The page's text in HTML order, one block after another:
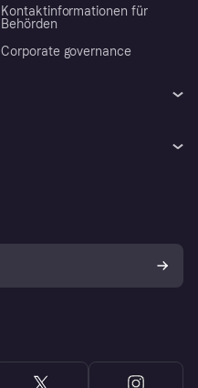
Kontaktinformationen für
Behörden
Corporate governance
Dein Widerrufsrecht